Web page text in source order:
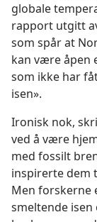
globale
rapport utgitt
som spår at
kan være åpen
som ikke har
isen».
Ironisk nok,
ved å være
med fossilt
inspirerte dem
Men forskerne
smeltende